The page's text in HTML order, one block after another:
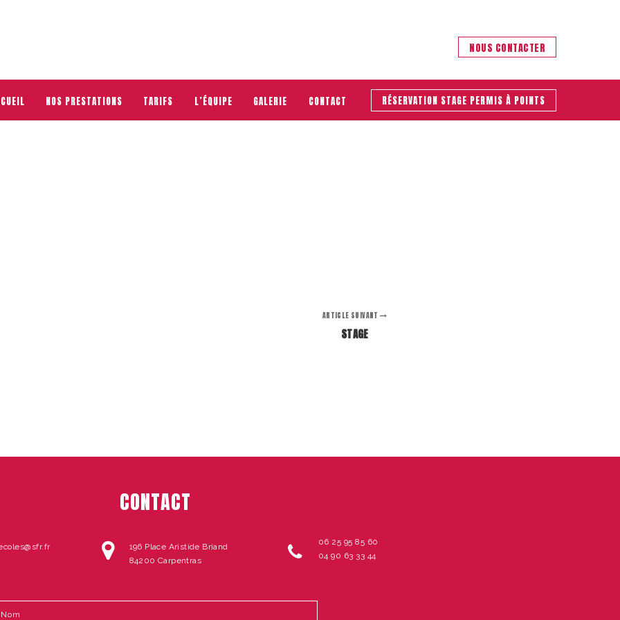
NOUS CONTACTER
NOS PRESTATIONS TARIFS L’ÉQUIPE GALERIE CONTACT RÉSERVATION STAGE PERMIS À POINTS
ARTICLE SUIVANT
STAGE
CONTACT
196 Place Aristide Briand
84200 Carpentras
06 25 95 85 60
04 90 63 33 44